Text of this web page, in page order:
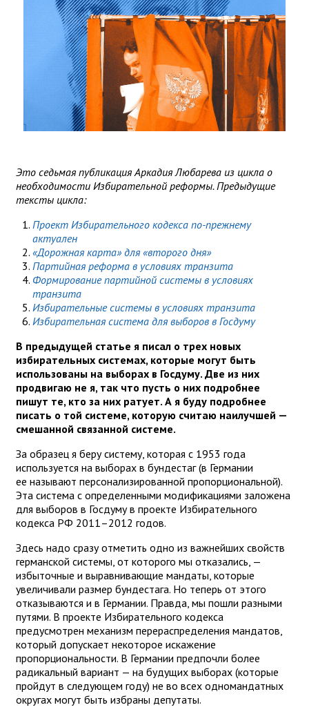
Это седьмая публикация Аркадия Любарева из цикла о
необходимости Избирательной реформы. Предыдущие
тексты цикла:
Проект Избирательного кодекса по-прежнему
актуален
«Дорожная карта» для «второго дня»
Партийная реформа в условиях транзита
Формирование партийной системы в условиях
транзита
Избирательные системы в условиях транзита
Избирательная система для выборов в Госдуму
В предыдущей статье я писал о трех новых
избирательных системах, которые могут быть
использованы на выборах в Госдуму. Две из них
продвигаю не я, так что пусть о них подробнее
пишут те, кто за них ратует. А я буду подробнее
писать о той системе, которую считаю наилучшей —
смешанной связанной системе.
За образец я беру систему, которая с 1953 года
используется на выборах в бундестаг (в Германии
ее называют персонализированной пропорциональной).
Эта система с определенными модификациями заложена
для выборов в Госдуму в проекте Избирательного
кодекса РФ 2011–2012 годов.
Здесь надо сразу отметить одно из важнейших свойств
германской системы, от которого мы отказались, —
избыточные и выравнивающие мандаты, которые
увеличивали размер бундестага. Но теперь от этого
отказываются и в Германии. Правда, мы пошли разными
путями. В проекте Избирательного кодекса
предусмотрен механизм перераспределения мандатов,
который допускает некоторое искажение
пропорциональности. В Германии предпочли более
радикальный вариант — на будущих выборах (которые
пройдут в следующем году) не во всех одномандатных
округах могут быть избраны депутаты.